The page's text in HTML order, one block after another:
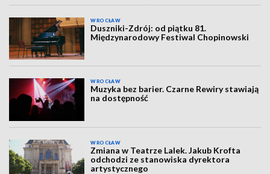
WROCŁAW
Duszniki-Zdrój: od piątku 81.
Międzynarodowy Festiwal Chopinowski
WROCŁAW
Muzyka bez barier. Czarne Rewiry stawiają
na dostępność
WROCŁAW
Zmiana w Teatrze Lalek. Jakub Krofta
odchodzi ze stanowiska dyrektora
artystycznego